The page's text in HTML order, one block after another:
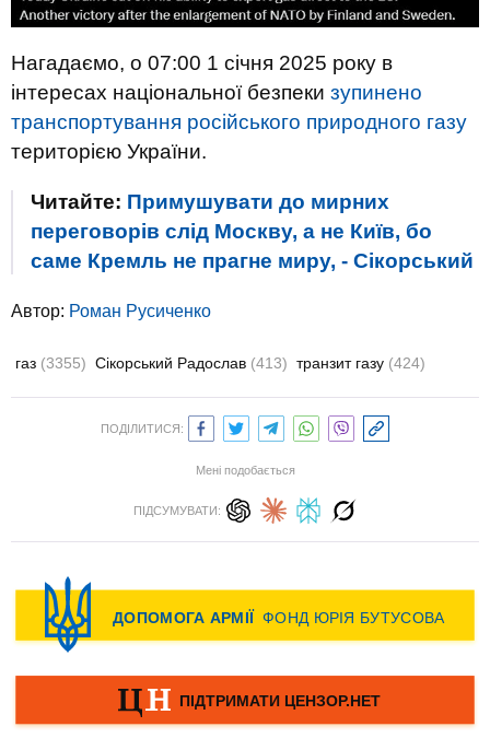
Нагадаємо, о 07:00 1 січня 2025 року в
інтересах національної безпеки зупинено
транспортування російського природного газу
територією України.
Читайте: Примушувати до мирних
переговорів слід Москву, а не Київ, бо
саме Кремль не прагне миру, - Сікорський
Автор: Роман Русиченко
газ (3355) Сікорський Радослав (413) транзит газу (424)
ПОДІЛИТИСЯ:
Мені подобається
ПІДСУМУВАТИ: